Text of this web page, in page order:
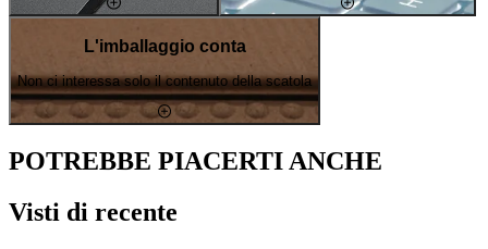
L'imballaggio conta
Non ci interessa solo il contenuto della scatola
POTREBBE PIACERTI ANCHE
Visti di recente